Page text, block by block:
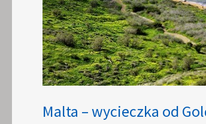
Malta – wycieczka od